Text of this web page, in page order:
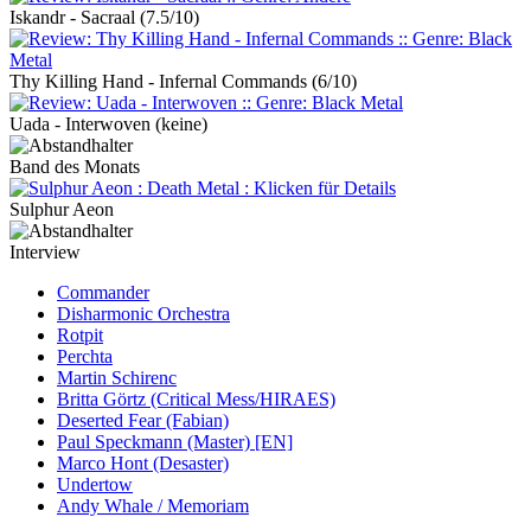
Iskandr - Sacraal (7.5/10)
Thy Killing Hand - Infernal Commands (6/10)
Uada - Interwoven (keine)
Band des Monats
Sulphur Aeon
Interview
Commander
Disharmonic Orchestra
Rotpit
Perchta
Martin Schirenc
Britta Görtz (Critical Mess/HIRAES)
Deserted Fear (Fabian)
Paul Speckmann (Master) [EN]
Marco Hont (Desaster)
Undertow
Andy Whale / Memoriam